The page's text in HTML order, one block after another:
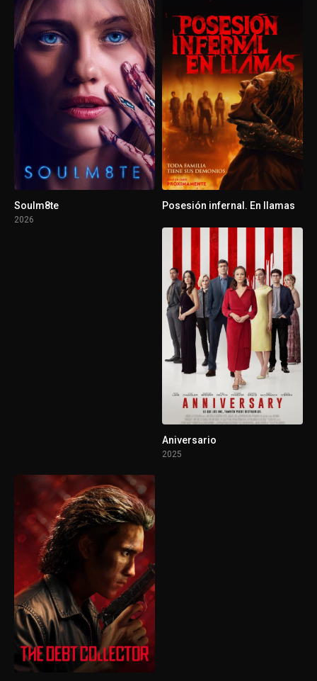
Soulm8te
2026
Posesión infernal. En llamas
Aniversario
2025